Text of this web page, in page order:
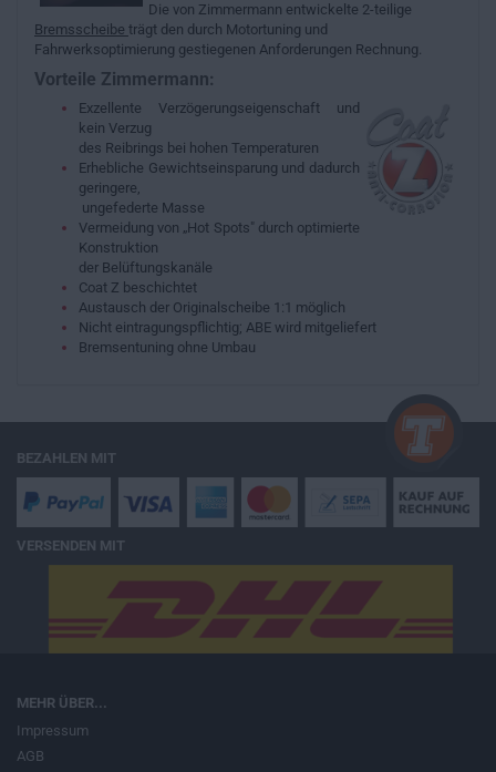
Die von Zimmermann entwickelte 2-teilige
Bremsscheibe trägt den durch Motortuning und
Fahrwerksoptimierung gestiegenen Anforderungen Rechnung.
Vorteile Zimmermann:
Exzellente Verzögerungseigenschaft und
kein Verzug
des Reibrings bei hohen Temperaturen
Erhebliche Gewichtseinsparung und dadurch
geringere,
ungefederte Masse
Vermeidung von „Hot Spots" durch optimierte
Konstruktion
der Belüftungskanäle
Coat Z beschichtet
Austausch der Originalscheibe 1:1 möglich
Nicht eintragungspflichtig; ABE wird mitgeliefert
Bremsentuning ohne Umbau
BEZAHLEN MIT
VERSENDEN MIT
MEHR ÜBER...
Impressum
AGB